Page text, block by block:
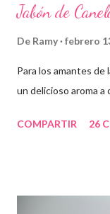
Jabón de
De Ramy febrero
Para los amantes de
un delicioso aroma a
COMPARTIR 26